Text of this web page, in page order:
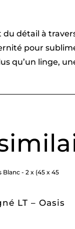
du détail à
pour
qu’un linge,
LT – Oasis